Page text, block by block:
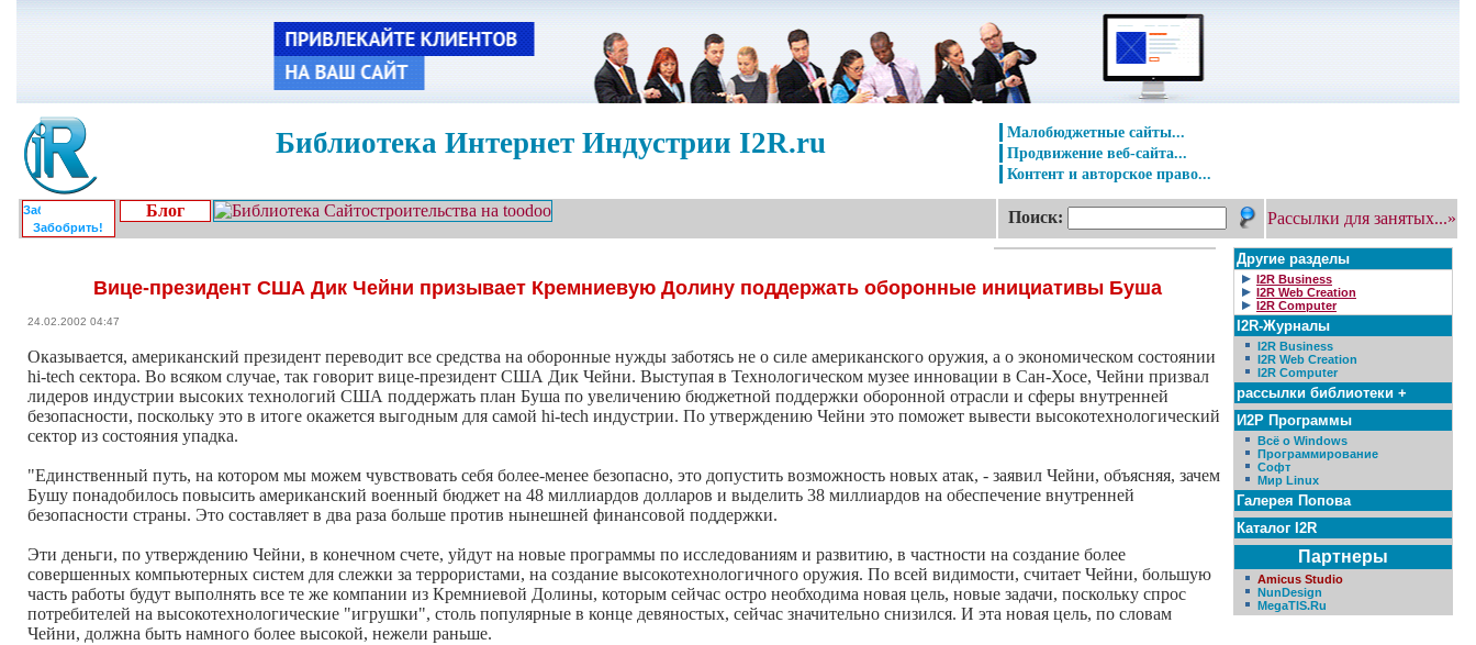
Библиотека Интернет Индустрии I2R.ru
Малобюджетные сайты...
Продвижение веб-сайта...
Контент и авторское право...
Забобрить!
Блог Поиск: Рассылки для занятых...»
Вице-президент США Дик Чейни призывает Кремниевую Долину поддержать оборонные инициативы Буша
24.02.2002 04:47
Оказывается, американский президент переводит все средства на оборонные нужды заботясь не о силе американского оружия, а о экономическом состоянии
hi-tech сектора. Во всяком случае, так говорит вице-президент США Дик Чейни. Выступая в Технологическом музее инновации в Сан-Хосе, Чейни призвал
лидеров индустрии высоких технологий США поддержать план Буша по увеличению бюджетной поддержки оборонной отрасли и сферы внутренней
безопасности, поскольку это в итоге окажется выгодным для самой hi-tech индустрии. По утверждению Чейни это поможет вывести высокотехнологический
сектор из состояния упадка.
"Единственный путь, на котором мы можем чувствовать себя более-менее безопасно, это допустить возможность новых атак, - заявил Чейни, объясняя, зачем
Бушу понадобилось повысить американский военный бюджет на 48 миллиардов долларов и выделить 38 миллиардов на обеспечение внутренней
безопасности страны. Это составляет в два раза больше против нынешней финансовой поддержки.
Эти деньги, по утверждению Чейни, в конечном счете, уйдут на новые программы по исследованиям и развитию, в частности на создание более
совершенных компьютерных систем для слежки за террористами, на создание высокотехнологичного оружия. По всей видимости, считает Чейни, большую
часть работы будут выполнять все те же компании из Кремниевой Долины, которым сейчас остро необходима новая цель, новые задачи, поскольку спрос
потребителей на высокотехнологические "игрушки", столь популярные в конце девяностых, сейчас значительно снизился. И эта новая цель, по словам
Чейни, должна быть намного более высокой, нежели раньше.
Другие разделы
I2R Business
I2R Web Creation
I2R Computer
I2R-Журналы
I2R Business
I2R Web Creation
I2R Computer
рассылки библиотеки +
И2Р Программы
Всё о Windows
Программирование
Софт
Мир Linux
Галерея Попова
Каталог I2R
Партнеры
Amicus Studio
NunDesign
MegaTIS.Ru